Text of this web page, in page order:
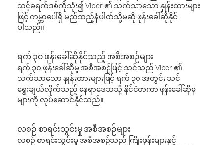
သင့်ခရက်ဒစ်ကိုသုံး၍ Viber ၏ သက်သာသော နှုန်းထားများ
ဖြင့် ကမ္ဘာပေါ်ရှိ မည်သည့်နံပါတ်သို့မဆို ဖုန်းခေါ်ဆိုနိုင်
ပါသည်။
ရက် ၃၀ ဖုန်းခေါ်ဆိုနိုင်သည့် အစီအစဉ်များ
ရက် ၃၀ ဖုန်းခေါ်ဆိုမှု အစီအစဉ်ဖြင့် သင်သည် Viber ၏
သက်သာသော နှုန်းထားများဖြင့် ရက် ၃၀ အတွင်း သင်
ရွေးချယ်လိုက်သည့် နေရာဒေသသို့ နိုင်ငံတကာ ဖုန်းခေါ်ဆိုမှု
များကို လုပ်ဆောင်နိုင်သည်။
လစဉ် စာရင်းသွင်းမှု အစီအစဉ်များ
လစဉ် စာရင်းသွင်းမှု အစီအစဉ်သည် ကြိုးဖုန်းများနှင့်